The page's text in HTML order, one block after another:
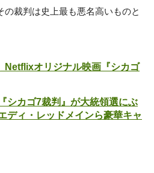
裁判は史上最も悪名高いものと
Netflixオリジナル映画『シカゴ
シカゴ7裁判』が大統領選にぶ
ディ・レッドメインら豪華キャ